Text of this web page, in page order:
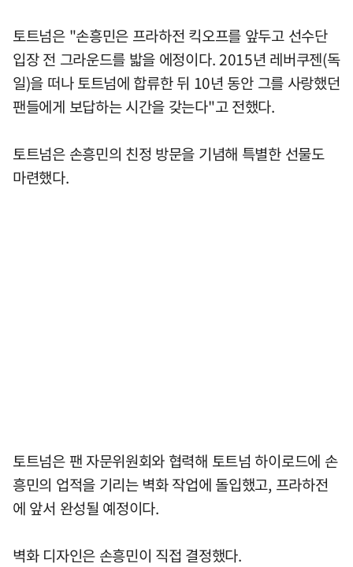
토트넘은 "손흥민은 프라하전 킥오프를 앞두고 선수단
입장 전 그라운드를 밟을 에정이다. 2015년 레버쿠젠(독
일)을 떠나 토트넘에 합류한 뒤 10년 동안 그를 사랑했던
팬들에게 보답하는 시간을 갖는다"고 전했다.
토트넘은 손흥민의 친정 방문을 기념해 특별한 선물도
마련했다.
토트넘은 팬 자문위원회와 협력해 토트넘 하이로드에 손
흥민의 업적을 기리는 벽화 작업에 돌입했고, 프라하전
에 앞서 완성될 예정이다.
벽화 디자인은 손흥민이 직접 결정했다.